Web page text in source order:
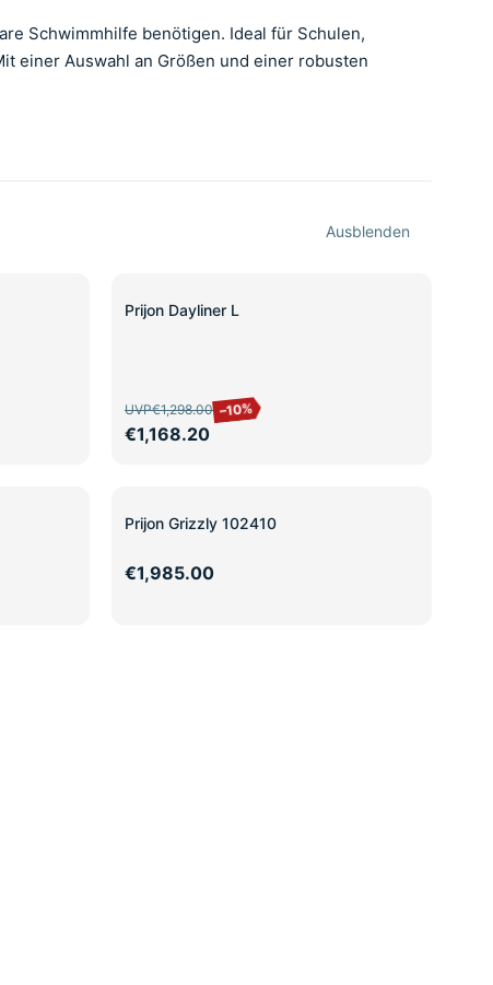
Schwimmhilfe benötigen. Ideal für Schulen,
einer Auswahl an Größen und einer robusten
Ausblenden
SALE
Prijon Dayliner L
UVP€1,298.00 –10%
€1,168.20
Prijon Grizzly 102410
€1,985.00